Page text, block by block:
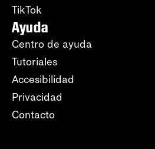
TikTok
Ayuda
Centro de ayuda
Tutoriales
Accesibilidad
Privacidad
Contacto